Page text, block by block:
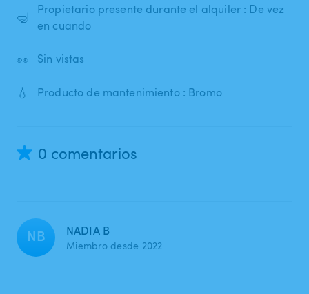
🤿
Propietario presente durante el alquiler : De vez
en cuando
👀 Sin vistas
💧 Producto de mantenimiento : Bromo
0 comentarios
NB NADIA B
Miembro desde 2022